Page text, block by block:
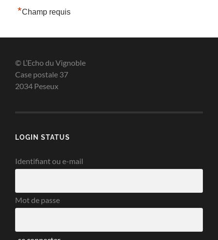
*Champ requis
© L’Echo du Vignoble
Case postale 37
2034 Peseux
LOGIN STATUS
Identifiant ou e-mail
Mot de passe